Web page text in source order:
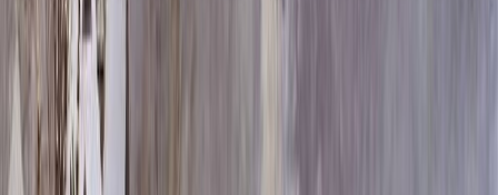
Скидка 5.00% на Надгробные плиты
КК01